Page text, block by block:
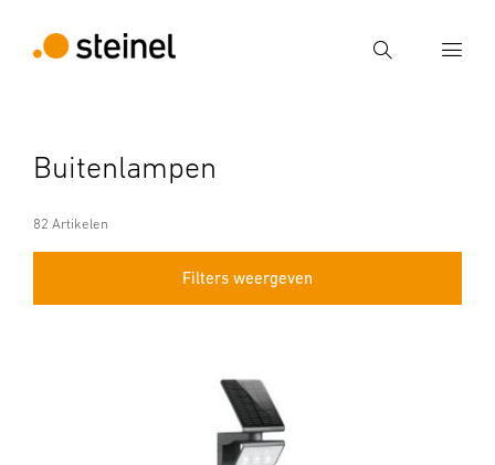
Zoek
Zoek
Buitenlampen
82 Artikelen
Filters weergeven